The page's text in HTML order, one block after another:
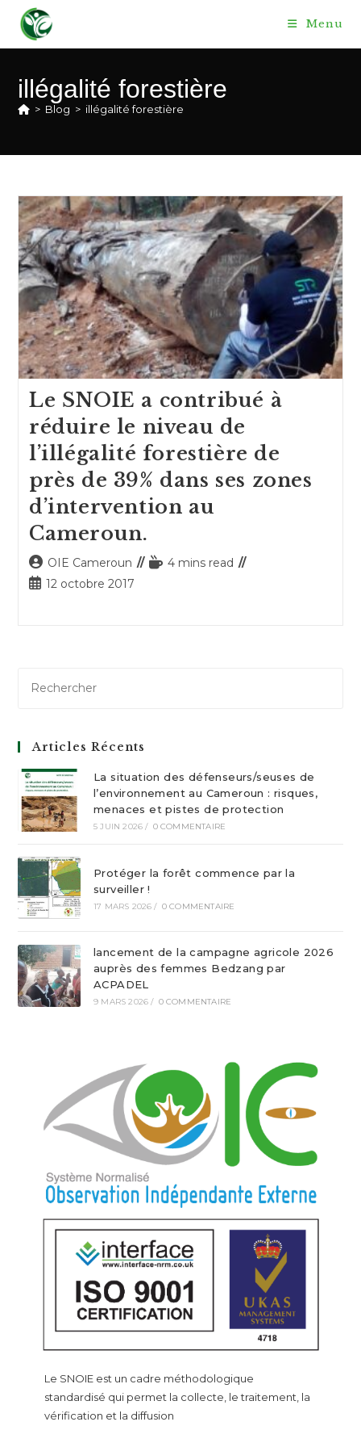
content
Menu
illégalité forestière
> Blog > illégalité forestière
Le SNOIE a contribué à
réduire le niveau de
l’illégalité forestière de
près de 39% dans ses zones
d’intervention au
Cameroun.
Auteur/autrice
de
OIE Cameroun
Temps4 mins read
Publication
12 octobre 2017
Articles Récents
La situation des défenseurs/seuses de
l’environnement au Cameroun : risques,
menaces et pistes de protection
5 JUIN 2026 / 0 COMMENTAIRE
Protéger la forêt commence par la
surveiller !
17 MARS 2026 / 0 COMMENTAIRE
lancement de la campagne agricole 2026
auprès des femmes Bedzang par
ACPADEL
9 MARS 2026 / 0 COMMENTAIRE
Le SNOIE est un cadre méthodologique
standardisé qui permet la collecte, le traitement, la
vérification et la diffusion